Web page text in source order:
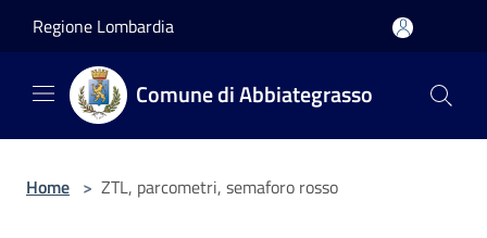
Regione Lombardia
Comune di Abbiategrasso
Home > ZTL, parcometri, semaforo rosso